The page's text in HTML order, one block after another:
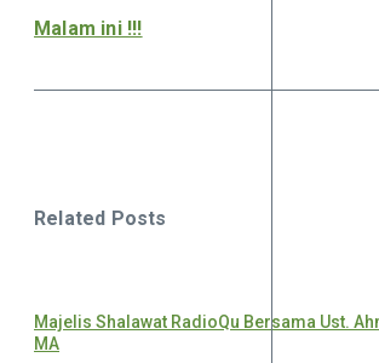
Malam ini !!!
Related Posts
Majelis Shalawat RadioQu Bersama Ust.
MA